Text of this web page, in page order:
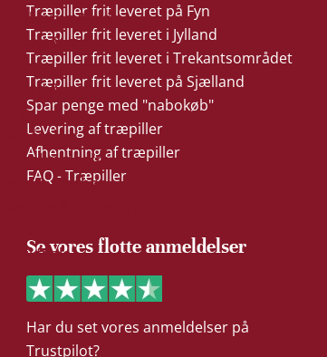
til kvæg & svin
majs & ærter
& leg
& sårpleje
bekæmpelse
& tilbehør
til fugle
Træpiller frit leveret på Fyn
Træpiller frit leveret i Jylland
Træpiller frit leveret i Trekantsområdet
Træpiller frit leveret på Sjælland
Spar penge med "nabokøb"
Levering af træpiller
Afhentning af træpiller
FAQ - Træpiller
Se vores flotte anmeldelser
Har du set vores anmeldelser på
Trustpilot?